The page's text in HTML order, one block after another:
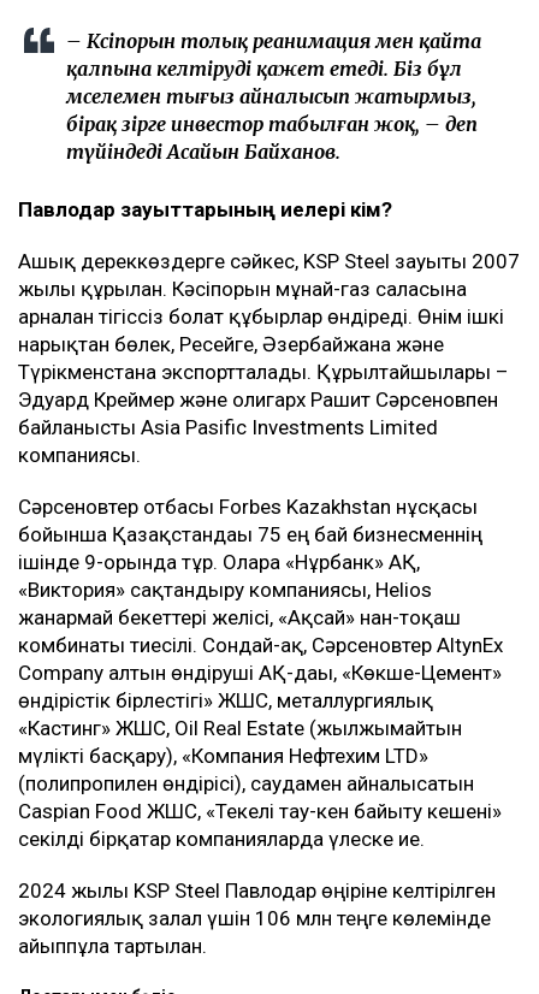
– Кәсіпорын толық реанимация мен қайта
қалпына келтіруді қажет етеді. Біз бұл
мәселемен тығыз айналысып жатырмыз,
бірақ әзірге инвестор табылған жоқ, – деп
түйіндеді Асайын Байханов.
Павлодар зауыттарының иелері кім?
Ашық дереккөздерге сәйкес, KSP Steel зауыты 2007
жылы құрылған. Кәсіпорын мұнай-газ саласына
арналған тігіссіз болат құбырлар өндіреді. Өнім ішкі
нарықтан бөлек, Ресейге, Әзербайжанға және
Түрікменстанға экспортталады. Құрылтайшылары –
Эдуард Креймер және олигарх Рашит Сәрсеновпен
байланысты Asia Pasific Investments Limited
компаниясы.
Сәрсеновтер отбасы Forbes Kazakhstan нұсқасы
бойынша Қазақстандағы 75 ең бай бизнесменнің
ішінде 9-орында тұр. Оларға «Нұрбанк» АҚ,
«Виктория» сақтандыру компаниясы, Helios
жанармай бекеттері желісі, «Ақсай» нан-тоқаш
комбинаты тиесілі. Сондай-ақ, Сәрсеновтер AltynEx
Company алтын өндіруші АҚ-дағы, «Көкше-Цемент»
өндірістік бірлестігі» ЖШС, металлургиялық
«Кастинг» ЖШС, Oil Real Estate (жылжымайтын
мүлікті басқару), «Компания Нефтехим LTD»
(полипропилен өндірісі), саудамен айналысатын
Caspian Food ЖШС, «Текелі тау-кен байыту кешені»
секілді бірқатар компанияларда үлеске ие.
2024 жылы KSP Steel Павлодар өңіріне келтірілген
экологиялық залал үшін 106 млн теңге көлемінде
айыппұлға тартылған.